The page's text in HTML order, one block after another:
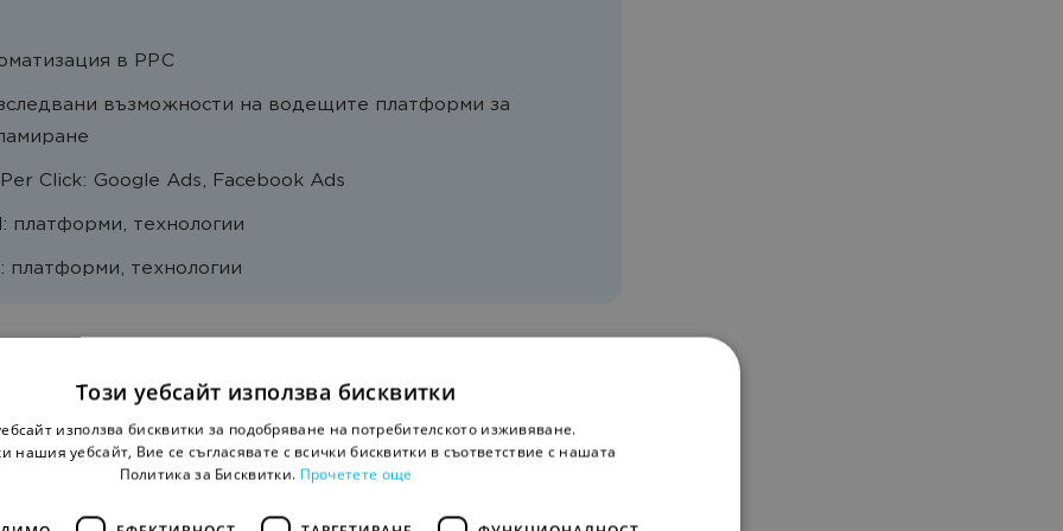
в PPC
възможности на водещите платформи за
Click: Google Ads, Facebook Ads
платформи, технологии
платформи, технологии
които се откроиха следните:
copy трябва да е
с location-а на
Този уебсайт използва бисквитки
използва бисквитки за подобряване на потребителското изживяване.
нашия уебсайт, Вие се съгласявате с всички бисквитки в съответствие с нашата
Политика за Бисквитки. Прочетете още